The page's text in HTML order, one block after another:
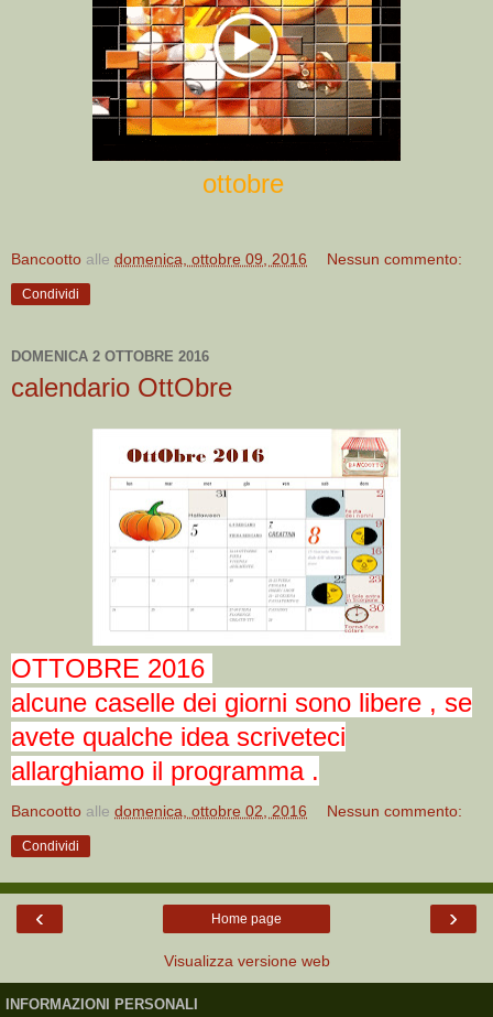
ottobre
Bancootto alle domenica, ottobre 09, 2016 Nessun commento:
Condividi
DOMENICA 2 OTTOBRE 2016
calendario OttObre
OTTOBRE 2016
alcune caselle dei giorni sono libere , se
avete qualche idea scriveteci
allarghiamo il programma .
Bancootto alle domenica, ottobre 02, 2016 Nessun commento:
Condividi
‹ ›
Home page
Visualizza versione web
INFORMAZIONI PERSONALI